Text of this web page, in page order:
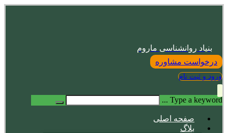
بنیاد روانشناسی ماروم
درخواست مشاوره
ورود و ثبت نام
Type a keyword ...
صفحه اصلی
بلاگ